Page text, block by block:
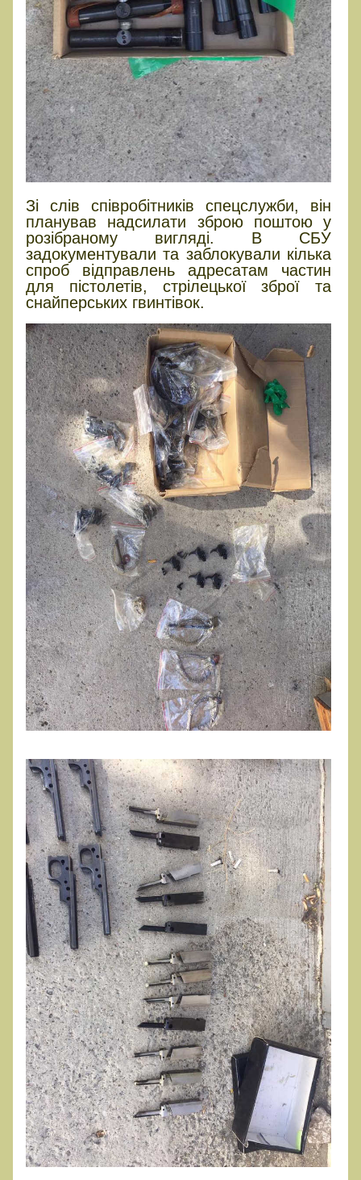
Зі слів співробітників спецслужби, він
планував надсилати зброю поштою у
розібраному вигляді. В СБУ
задокументували та заблокували кілька
спроб відправлень адресатам частин
для пістолетів, стрілецької зброї та
снайперських гвинтівок.